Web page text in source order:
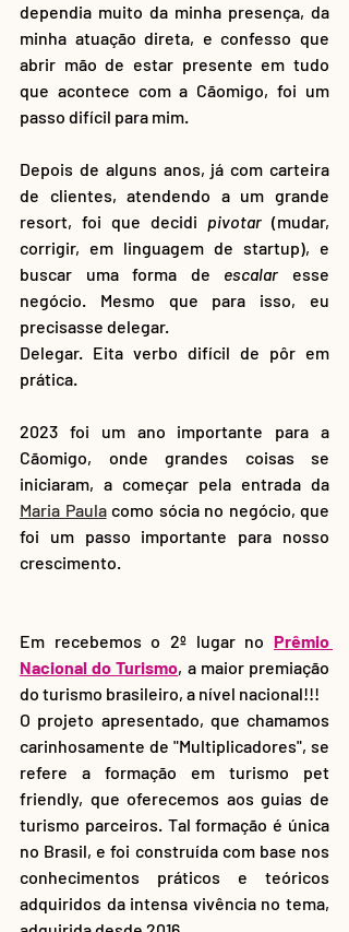
dependia muito da minha presença, da
minha atuação direta, e confesso que
abrir mão de estar presente em tudo
que acontece com a Cãomigo, foi um
passo difícil para mim.
Depois de alguns anos, já com carteira
de clientes, atendendo a um grande
resort, foi que decidi pivotar (mudar,
corrigir, em linguagem de startup), e
buscar uma forma de escalar esse
negócio. Mesmo que para isso, eu
precisasse delegar.
Delegar. Eita verbo difícil de pôr em
prática.
2023 foi um ano importante para a
Cãomigo, onde grandes coisas se
Maria Paula como sócia no negócio, que
foi um passo importante para nosso
crescimento.
Em recebemos o 2º lugar no Prêmio
Nacional do Turismo, a maior premiação
do turismo brasileiro, a nível nacional!!!
O projeto apresentado, que chamamos
carinhosamente de "Multiplicadores", se
refere a formação em turismo pet
friendly, que oferecemos aos guias de
turismo parceiros. Tal formação é única
no Brasil, e foi construída com base nos
conhecimentos práticos e teóricos
adquiridos da intensa vivência no tema,